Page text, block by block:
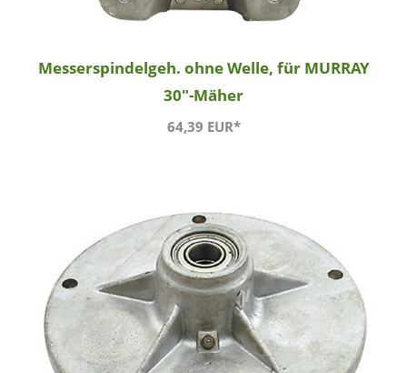
Messerspindelgeh. ohne Welle, für MURRAY
30"-Mäher
64,39 EUR*